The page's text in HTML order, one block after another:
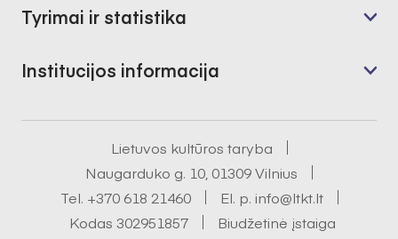
Tyrimai ir statistika
Institucijos informacija
Lietuvos kultūros taryba
Naugarduko g. 10, 01309 Vilnius
Tel. +370 618 21460 El. p. info@ltkt.lt
Kodas 302951857
Biudžetinė įstaiga